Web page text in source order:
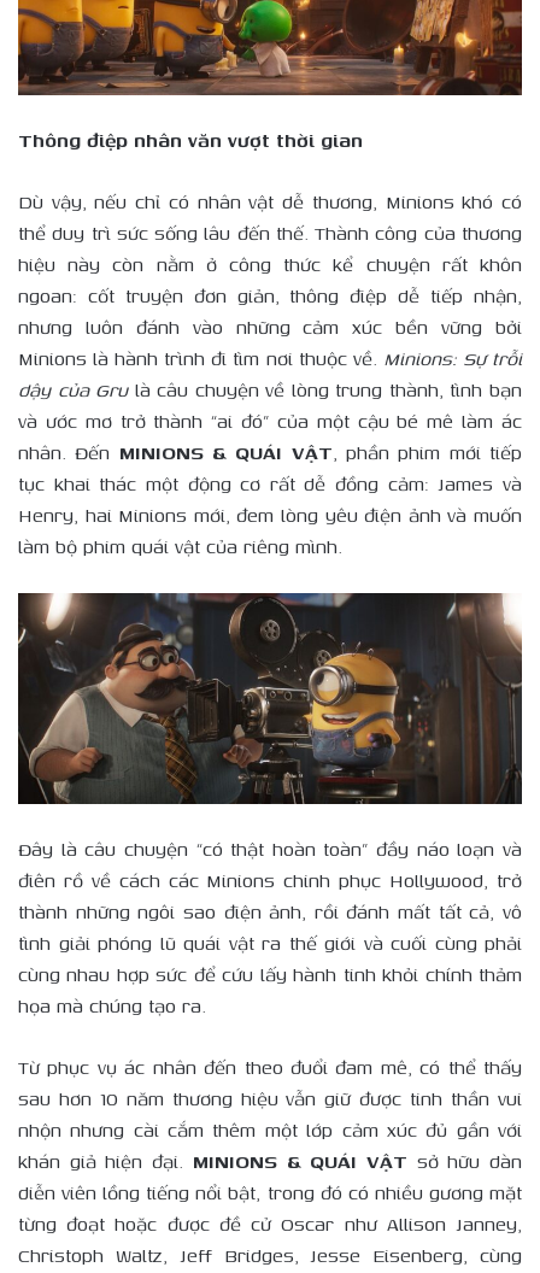
Thông điệp nhân văn vượt thời gian
Dù vậy, nếu chỉ có nhân vật dễ thương, Minions khó có
thể duy trì sức sống lâu đến thế. Thành công của thương
hiệu này còn nằm ở công thức kể chuyện rất khôn
ngoan: cốt truyện đơn giản, thông điệp dễ tiếp nhận,
nhưng luôn đánh vào những cảm xúc bền vững bởi
Minions là hành trình đi tìm nơi thuộc về. Minions: Sự trỗi
dậy của Grulà câu chuyện về lòng trung thành, tình bạn
và ước mơ trở thành “ai đó” của một cậu bé mê làm ác
nhân. Đến MINIONS & QUÁI VẬT, phần phim mới tiếp
tục khai thác một động cơ rất dễ đồng cảm: James và
Henry, hai Minions mới, đem lòng yêu điện ảnh và muốn
làm bộ phim quái vật của riêng mình.
Đây là câu chuyện “có thật hoàn toàn” đầy náo loạn và
điên rồ về cách các Minions chinh phục Hollywood, trở
thành những ngôi sao điện ảnh, rồi đánh mất tất cả, vô
tình giải phóng lũ quái vật ra thế giới và cuối cùng phải
cùng nhau hợp sức để cứu lấy hành tinh khỏi chính thảm
họa mà chúng tạo ra.
Từ phục vụ ác nhân đến theo đuổi đam mê, có thể thấy
sau hơn 10 năm thương hiệu vẫn giữ được tinh thần vui
nhộn nhưng cài cắm thêm một lớp cảm xúc đủ gần với
khán giả hiện đại. MINIONS & QUÁI VẬT sở hữu dàn
diễn viên lồng tiếng nổi bật, trong đó có nhiều gương mặt
từng đoạt hoặc được đề cử Oscar như Allison Janney,
Christoph Waltz, Jeff Bridges, Jesse Eisenberg, cùng